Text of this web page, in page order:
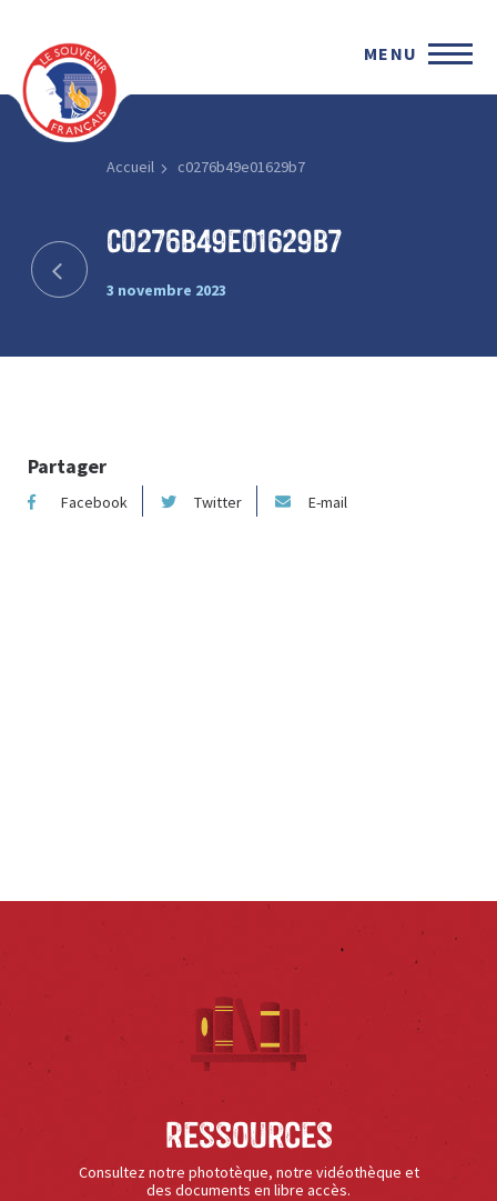
MENU
Accueil c0276b49e01629b7
c0276b49e01629b7
3 novembre 2023
Partager
Facebook Twitter E-mail
Ressources
Consultez notre phototèque, notre vidéothèque et
des documents en libre accès.